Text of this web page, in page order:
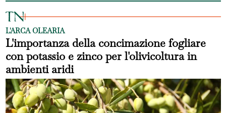
L'ARCA OLEARIA
L'importanza della concimazione fogliare
con potassio e zinco per l'olivicoltura in
ambienti aridi